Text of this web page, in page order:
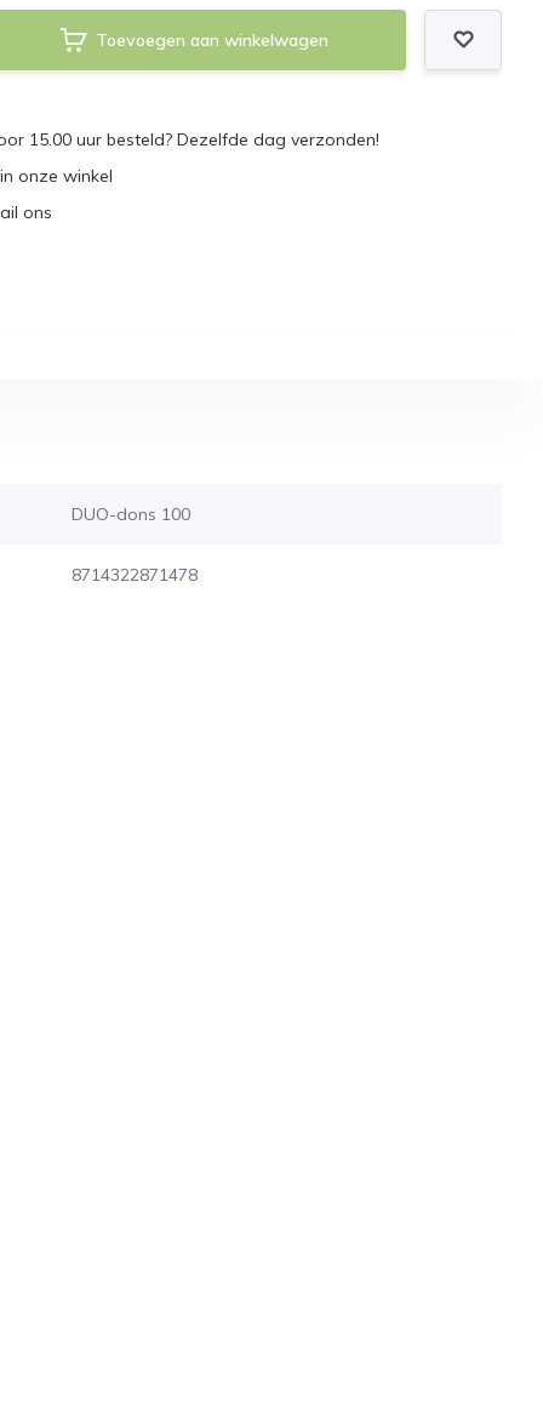
Toevoegen aan winkelwagen
15.00 uur besteld? Dezelfde dag verzonden!
onze winkel
ons
DUO-dons 100
8714322871478